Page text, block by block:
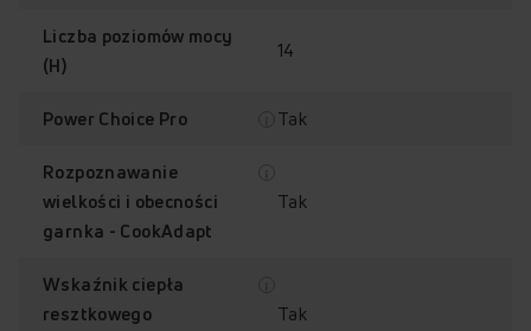
HobControl
Liczba poziomów mocy
(H)
14
Power Choice Pro Tak
Rozpoznawanie
wielkości i obecności
garnka - CookAdapt
Tak
Wskaźnik ciepła
resztkowego
Tak